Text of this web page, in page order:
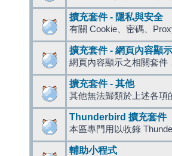
擴充套件 - 隱私與安全
有關 Cookie、密碼、
擴充套件 - 網頁內容顯示
網頁內容顯示之相關套件
擴充套件 - 其他
其他無法歸類於上述各項
Thunderbird 擴充套件
本區專門用以收錄
輔助小程式